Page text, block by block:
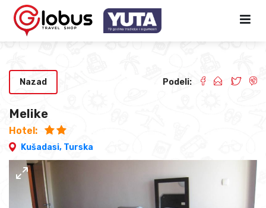
Melike
Hotel:
Kušadasi, Turska
Nazad Podeli: